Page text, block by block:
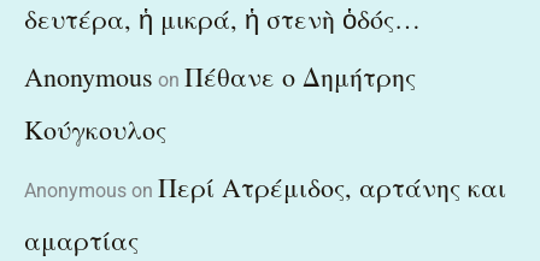
δευτέρα, ἡ μικρά, ἡ στενὴ ὁδός…
Anonymous on Πέθανε ο Δημήτρης
Κούγκουλος
Anonymous on Περί Ατρέμιδος, αρτάνης και
αμαρτίας